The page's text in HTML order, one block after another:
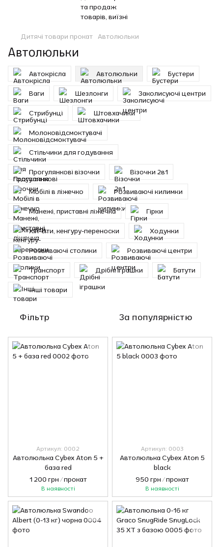
Дитячі товари прокат Автолюльки
Автолюльки
Автокрісла Автолюльки Бустери
Ваги Шезлонги Заколисуючі центри
Стрибунці Штовхачики
Молоковідсмоктувачі
Стільчики для годування
Прогулянкові візочки Візочки 2в1
Мобілі в ліжечко Розвиваючі килимки
Манежі, приставні ліжечка Гірки
Хіп-сіти, кенгуру-переноски Ходунки
Розвиваючі столики Розвиваючі центри
Транспорт Дрібні іграшки Батути
Інші товари
Фільтр За популярністю
Артикул: 0002
Автолюлька Cybex Aton 5 +
база red
1 200 грн / прокат
В наявності
Артикул: 0003
Автолюлька Cybex Aton 5
black
950 грн / прокат
В наявності